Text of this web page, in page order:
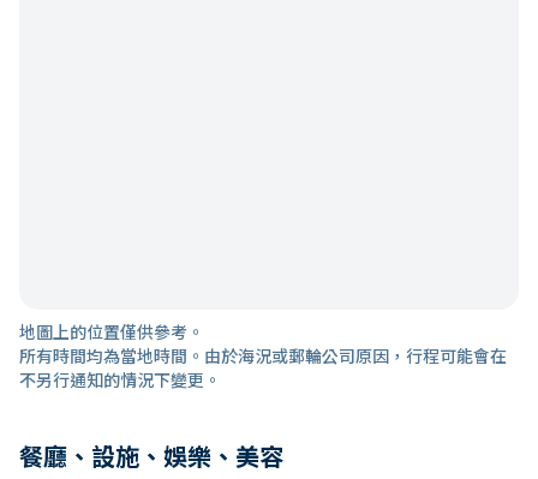
地圖上的位置僅供參考。
所有時間均為當地時間。由於海況或郵輪公司原因，行程可能會在
不另行通知的情況下變更。
餐廳、設施、娛樂、美容